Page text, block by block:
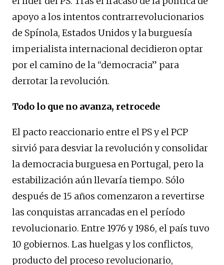
apoyo a los intentos contrarrevolucionarios
de Spínola, Estados Unidos y la burguesía
imperialista internacional decidieron optar
por el camino de la “democracia” para
derrotar la revolución.
Todo lo que no avanza, retrocede
El pacto reaccionario entre el PS y el PCP
sirvió para desviar la revolución y consolidar
la democracia burguesa en Portugal, pero la
estabilización aún llevaría tiempo. Sólo
después de 15 años comenzaron a revertirse
las conquistas arrancadas en el período
revolucionario. Entre 1976 y 1986, el país tuvo
10 gobiernos. Las huelgas y los conflictos,
producto del proceso revolucionario,